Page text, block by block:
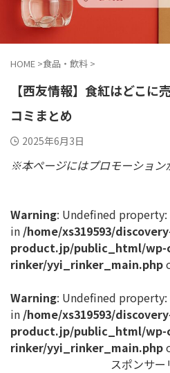
HOME >食品・飲料 >
【西友情報】食紅はどこに
コミまとめ
2025年6月3日
※本ページにはプロモーション
Warning: Undefined property:
in /home/xs319593/
product.jp/public_html/
rinker/yyi_rinker_main.php
Warning: Undefined property:
in /home/xs319593/
product.jp/public_html/
rinker/yyi_rinker_main.php
スポンサー